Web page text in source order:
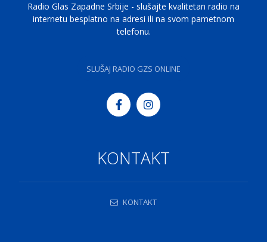
Radio Glas Zapadne Srbije - slušajte kvalitetan radio na
internetu besplatno na adresi ili na svom pametnom
telefonu.
SLUŠAJ RADIO GZS ONLINE
KONTAKT
KONTAKT